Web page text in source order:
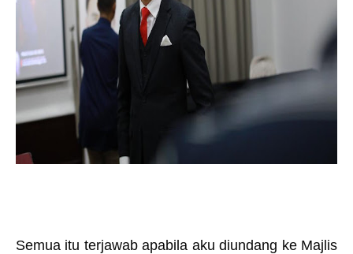
Semua itu terjawab apabila aku diundang ke Majlis